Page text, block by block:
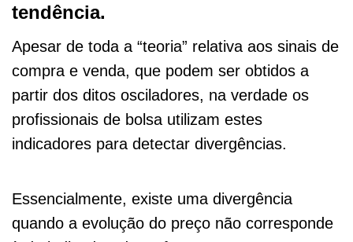
tendência.
Apesar de toda a “teoria” relativa aos sinais de
compra e venda, que podem ser obtidos a
partir dos ditos osciladores, na verdade os
profissionais de bolsa utilizam estes
indicadores para detectar divergências.
Essencialmente, existe uma divergência
quando a evolução do preço não corresponde